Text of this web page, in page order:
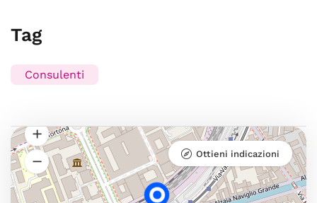
Tag
Consulenti
Ottieni indicazioni